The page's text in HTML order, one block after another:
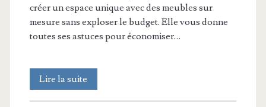
créer un espace unique avec des meubles sur
mesure sans exploser le budget. Elle vous donne
toutes ses astuces pour économiser…
Lire la suite
rénovation